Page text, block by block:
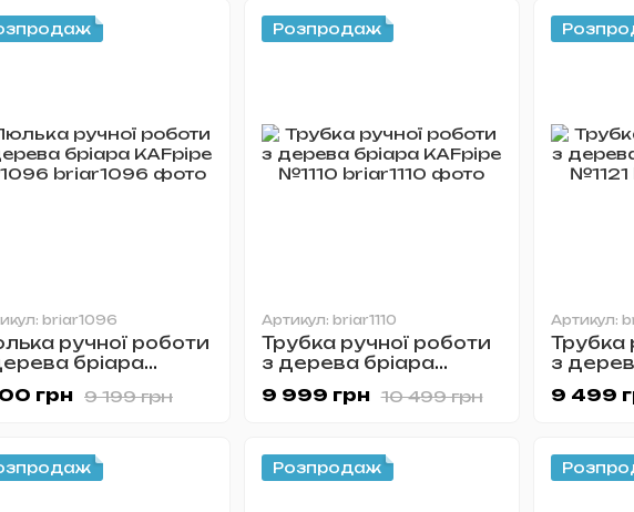
briar1096
ручної роботи
бріара
9 199 грн
грн
Розпродаж
Артикул: briar1110
Трубка ручної роботи
з дерева бріара
10 499 грн
9 999 грн
Артикул:
Трубка
з
9 499
Розпродаж